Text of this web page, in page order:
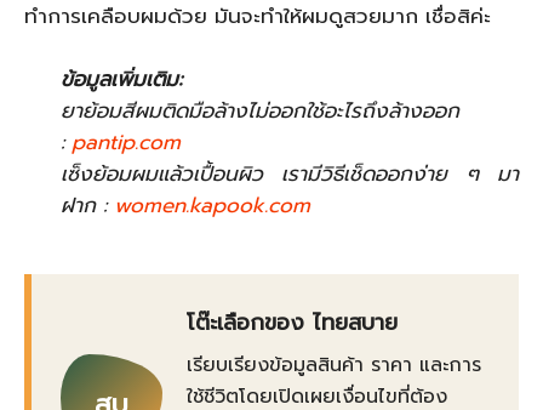
ทำการเคลือบผมด้วย มันจะทำให้ผมดูสวยมาก เชื่อสิค่ะ
ข้อมูลเพิ่มเติม:
ยาย้อมสีผมติดมือล้างไม่ออกใช้อะไรถึงล้างออก
:pantip.com
เซ็งย้อมผมแล้วเปื้อนผิว เรามีวิธีเช็ดออกง่าย ๆ มา
ฝาก : women.kapook.com
โต๊ะเลือกของ ไทยสบาย
เรียบเรียงข้อมูลสินค้า ราคา และการ
ใช้ชีวิตโดยเปิดเผยเงื่อนไขที่ต้อง